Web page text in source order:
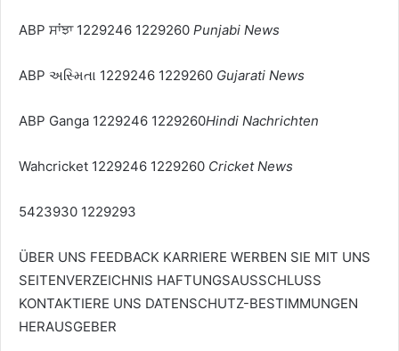
ABP ਸਾਂਝਾ 1229246 1229260 Punjabi News
ABP અસ્મિતા 1229246 1229260 Gujarati News
ABP Ganga 1229246 1229260Hindi Nachrichten
Wahcricket 1229246 1229260 Cricket News
5423930 1229293
ÜBER UNS FEEDBACK KARRIERE WERBEN SIE MIT UNS
SEITENVERZEICHNIS HAFTUNGSAUSSCHLUSS
KONTAKTIERE UNS DATENSCHUTZ-BESTIMMUNGEN
HERAUSGEBER